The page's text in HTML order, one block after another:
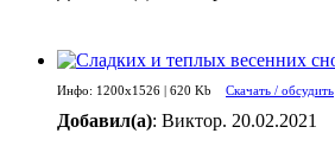
Инфо: 1200х1526 | 620 Kb Скачать / обсудить
Добавил(а): Виктор. 20.02.2021